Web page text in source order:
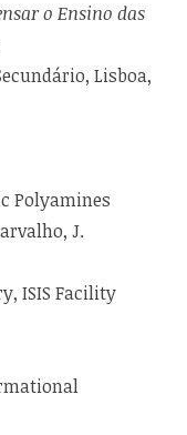
o Ensino das
Lisboa,
Polyamines
J.
ISIS Facility